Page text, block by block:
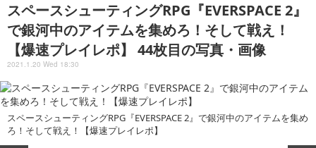
スペースシューティングRPG『EVERSPACE 2』
で銀河中のアイテムを集めろ！そして戦え！
【爆速プレイレポ】 44枚目の写真・画像
2021.1.20 Wed 18:30
スペースシューティングRPG『EVERSPACE 2』で銀河中のアイテムを集め
ろ！そして戦え！【爆速プレイレポ】